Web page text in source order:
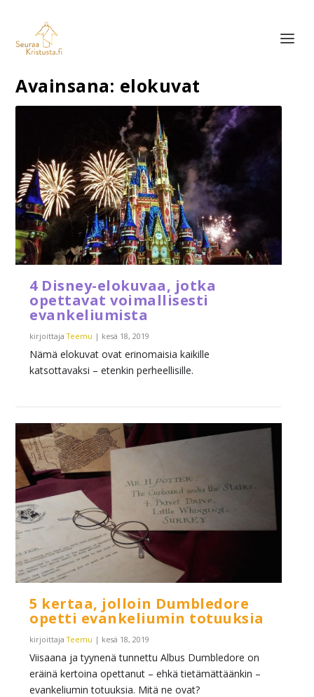
Avainsana: elokuvat
4 Disney-elokuvaa, jotka
opettavat voimallisesti
evankeliumista
kirjoittajaTeemu | kesä 18, 2019
Nämä elokuvat ovat erinomaisia kaikille
katsottavaksi – etenkin perheellisille.
5 kertaa, jolloin Dumbledore
opetti evankeliumin totuuksia
kirjoittajaTeemu | kesä 18, 2019
Viisaana ja tyynenä tunnettu Albus Dumbledore on
eräinä kertoina opettanut – ehkä tietämättäänkin –
evankeliumin totuuksia. Mitä ne ovat?